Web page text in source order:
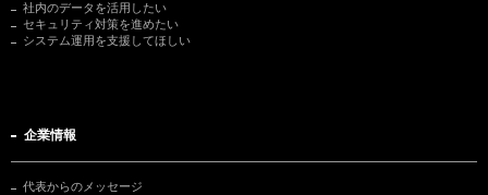
社内のデータを活用したい
セキュリティ対策を進めたい
システム運用を支援してほしい
企業情報
代表からのメッセージ